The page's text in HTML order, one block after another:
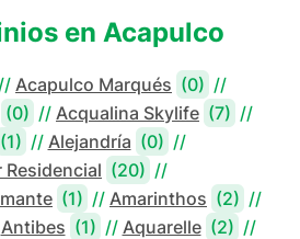
en Acapulco
// Acapulco Marqués (0) //
(0) // Acqualina Skylife (7) //
(1) // Alejandría (0) //
Residencial (20) //
(1) // Amarinthos (2) //
Antibes (1) // Aquarelle (2) //